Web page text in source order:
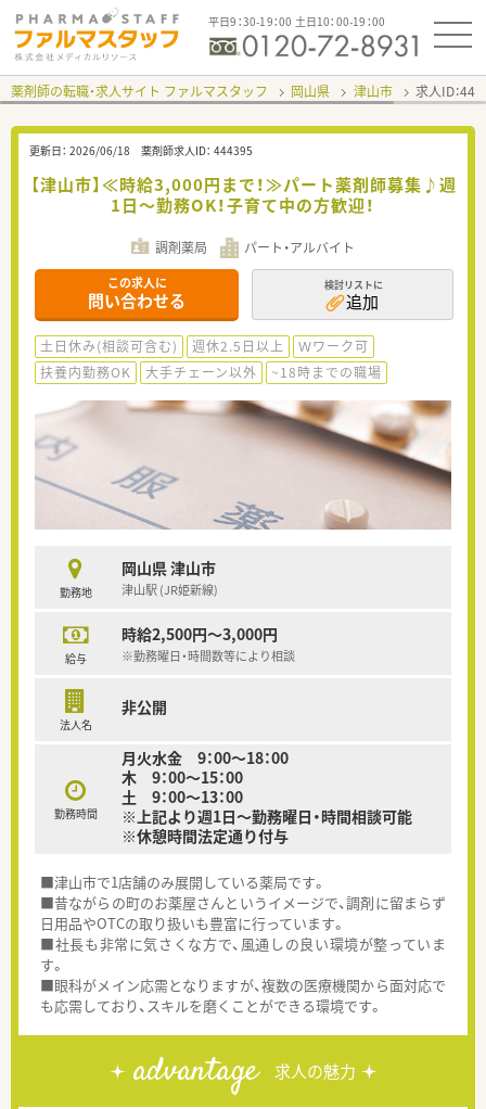
平日9：30-19：00 土日10：00-19：00
薬剤師の転職・求人サイト ファルマスタッフ 岡山県 津山市 求人ID：
更新日： 2026/06/18 薬剤師求人ID： 444395
【津山市】≪時給3,000円まで！≫パート薬剤師募集♪週
1日～勤務OK！子育て中の方歓迎！
調剤薬局 パート・アルバイト
この求人に
問い合わせる
検討リストに
追加
土日休み(相談可含む) 週休2.5日以上
Ｗワーク可
扶養内勤務OK
大手チェーン以外 ~18時までの職場
勤務地
岡山県 津山市
津山駅 (JR姫新線)
給与
時給2,500円～3,000円
※勤務曜日・時間数等により相談
法人名
非公開
勤務時間
月火水金 9：00～18：00
木 9：00～15：00
土 9：00～13：00
※上記より週1日～勤務曜日・時間相談可能
※休憩時間法定通り付与
■津山市で1店舗のみ展開している薬局です。
■昔ながらの町のお薬屋さんというイメージで、調剤に留まらず
日用品やOTCの取り扱いも豊富に行っています。
■社長も非常に気さくな方で、風通しの良い環境が整っていま
す。
■眼科がメイン応需となりますが、複数の医療機関から面対応で
も応需しており、スキルを磨くことができる環境です。
advantage 求人の魅力